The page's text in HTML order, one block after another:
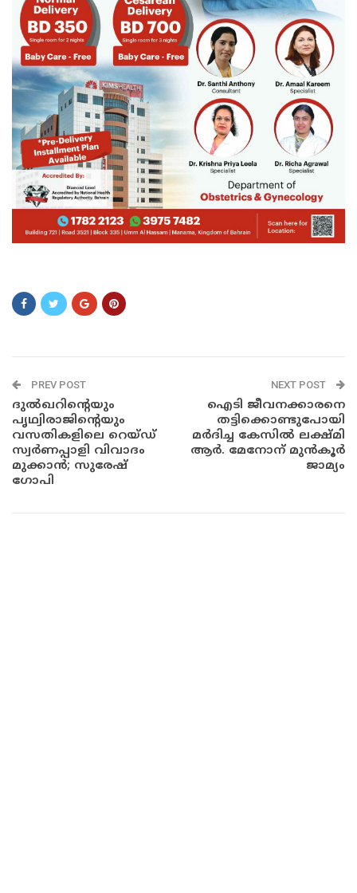
PREV POST
ദുൽഖറിന്‍റെയും
പൃഥ്വിരാജിന്‍റെയും
വസതികളിലെ റെയ്ഡ്
സ്വർണപ്പാളി വിവാദം
മുക്കാൻ; സുരേഷ്
ഗോപി
NEXT POST
ഐടി ജീവനക്കാരനെ
തട്ടിക്കൊണ്ടുപോയി
മർദിച്ച കേസിൽ ലക്ഷ്മി
ആർ. മേനോന് മുൻകൂർ
ജാമ്യം